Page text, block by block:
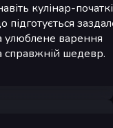
кулінар-
улюблене варення
справжній шедевр.